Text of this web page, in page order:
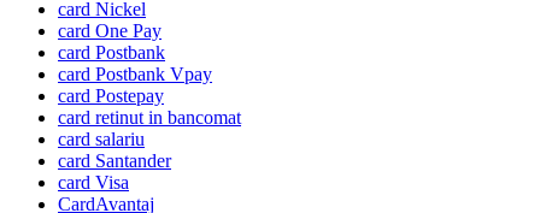
card Nickel
card One Pay
card Postbank
card Postbank Vpay
card Postepay
card retinut in bancomat
card salariu
card Santander
card Visa
CardAvantaj